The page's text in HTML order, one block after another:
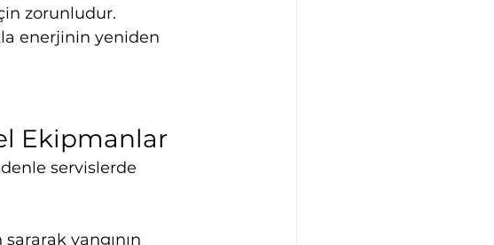
zorunludur.
enerjinin yeniden
Ekipmanlar
servislerde
yangının